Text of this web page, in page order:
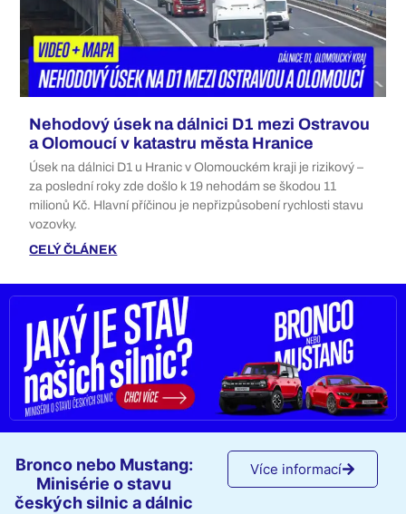
Nehodový úsek na dálnici D1 mezi Ostravou
a Olomoucí v katastru města Hranice
Úsek na dálnici D1 u Hranic v Olomouckém kraji je rizikový –
za poslední roky zde došlo k 19 nehodám se škodou 11
milionů Kč. Hlavní příčinou je nepřizpůsobení rychlosti stavu
vozovky.
CELÝ ČLÁNEK
Bronco nebo Mustang:
Minisérie o stavu
českých silnic a dálnic
Více informací